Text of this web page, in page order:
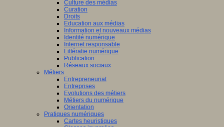
Culture des médias
Curation
Droits
Education aux médias
Information et nouveaux médias
Identité numérique
Internet responsable
Littératie numérique
Publication
Réseaux sociaux
Métiers
Entrepreneuriat
Entreprises
Evolutions des métiers
Métiers du numérique
Orientation
Pratiques numériques
Cartes heuristiques